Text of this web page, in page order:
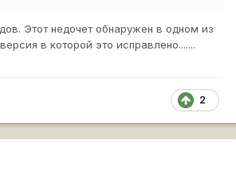
Этот недочет обнаружен в одном из
в которой это исправлено.......
2